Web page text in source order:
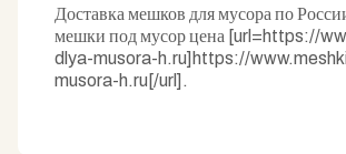
Доставка мешков для мусора по
мешки под мусор цена [url=https://
dlya-musora-h.ru]https://
musora-h.ru[/url].